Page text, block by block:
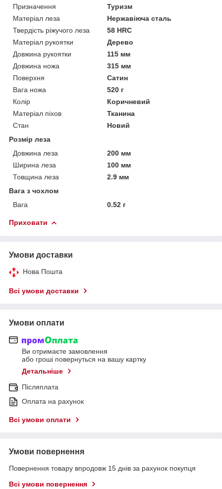
Призначення
Туризм
Матеріал леза
Нержавіюча сталь
Твердість ріжучого леза
58 HRC
Матеріал рукоятки
Дерево
Довжина рукоятки
115 мм
Довжина ножа
315 мм
Поверхня
Сатин
Вага ножа
520 г
Колір
Коричневий
Матеріал піхов
Тканина
Стан
Новий
Розмір леза
Довжина леза
200 мм
Ширина леза
100 мм
Товщина леза
2.9 мм
Вага з чохлом
Вага
0.52 г
Приховати
Умови доставки
Нова Пошта
Всі умови доставки
Умови оплати
Ви отримаєте замовлення
або гроші повернуться на вашу картку
Детальніше
Післяплата
Оплата на рахунок
Всі умови оплати
Умови повернення
Повернення товару впродовж 15 днів за рахунок покупця
Всі умови повернення